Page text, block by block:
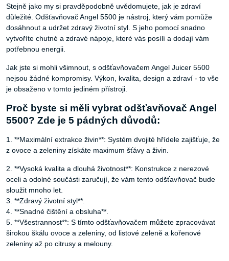
Stejně jako my si pravděpodobně uvědomujete, jak je zdraví
důležité. Odšťavňovač Angel 5500 je nástroj, který vám pomůže
dosáhnout a udržet zdravý životní styl. S jeho pomocí snadno
vytvoříte chutné a zdravé nápoje, které vás posílí a dodají vám
potřebnou energii.
Jak jste si mohli všimnout, s odšťavňovačem Angel Juicer 5500
nejsou žádné kompromisy. Výkon, kvalita, design a zdraví - to vše
je obsaženo v tomto jediném přístroji.
Proč byste si měli vybrat odšťavňovač Angel
5500? Zde je 5 pádných důvodů:
1. **Maximální extrakce živin**: Systém dvojité hřídele zajišťuje, že
z ovoce a zeleniny získáte maximum šťávy a živin.
2. **Vysoká kvalita a dlouhá životnost**: Konstrukce z nerezové
oceli a odolné součásti zaručují, že vám tento odšťavňovač bude
sloužit mnoho let.
3. **Zdravý životní styl**.
4. **Snadné čištění a obsluha**.
5. **Všestrannost**: S tímto odšťavňovačem můžete zpracovávat
širokou škálu ovoce a zeleniny, od listové zeleně a kořenové
zeleniny až po citrusy a melouny.